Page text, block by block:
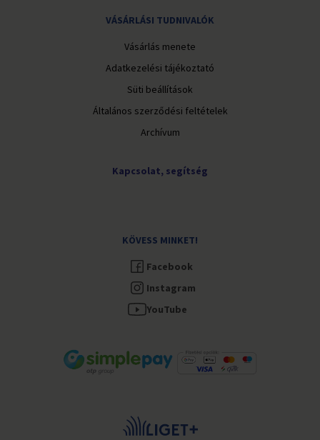
VÁSÁRLÁSI TUDNIVALÓK
Vásárlás menete
Adatkezelési tájékoztató
Süti beállítások
Általános szerződési feltételek
Archívum
Kapcsolat, segítség
KÖVESS MINKET!
Facebook
Instagram
YouTube